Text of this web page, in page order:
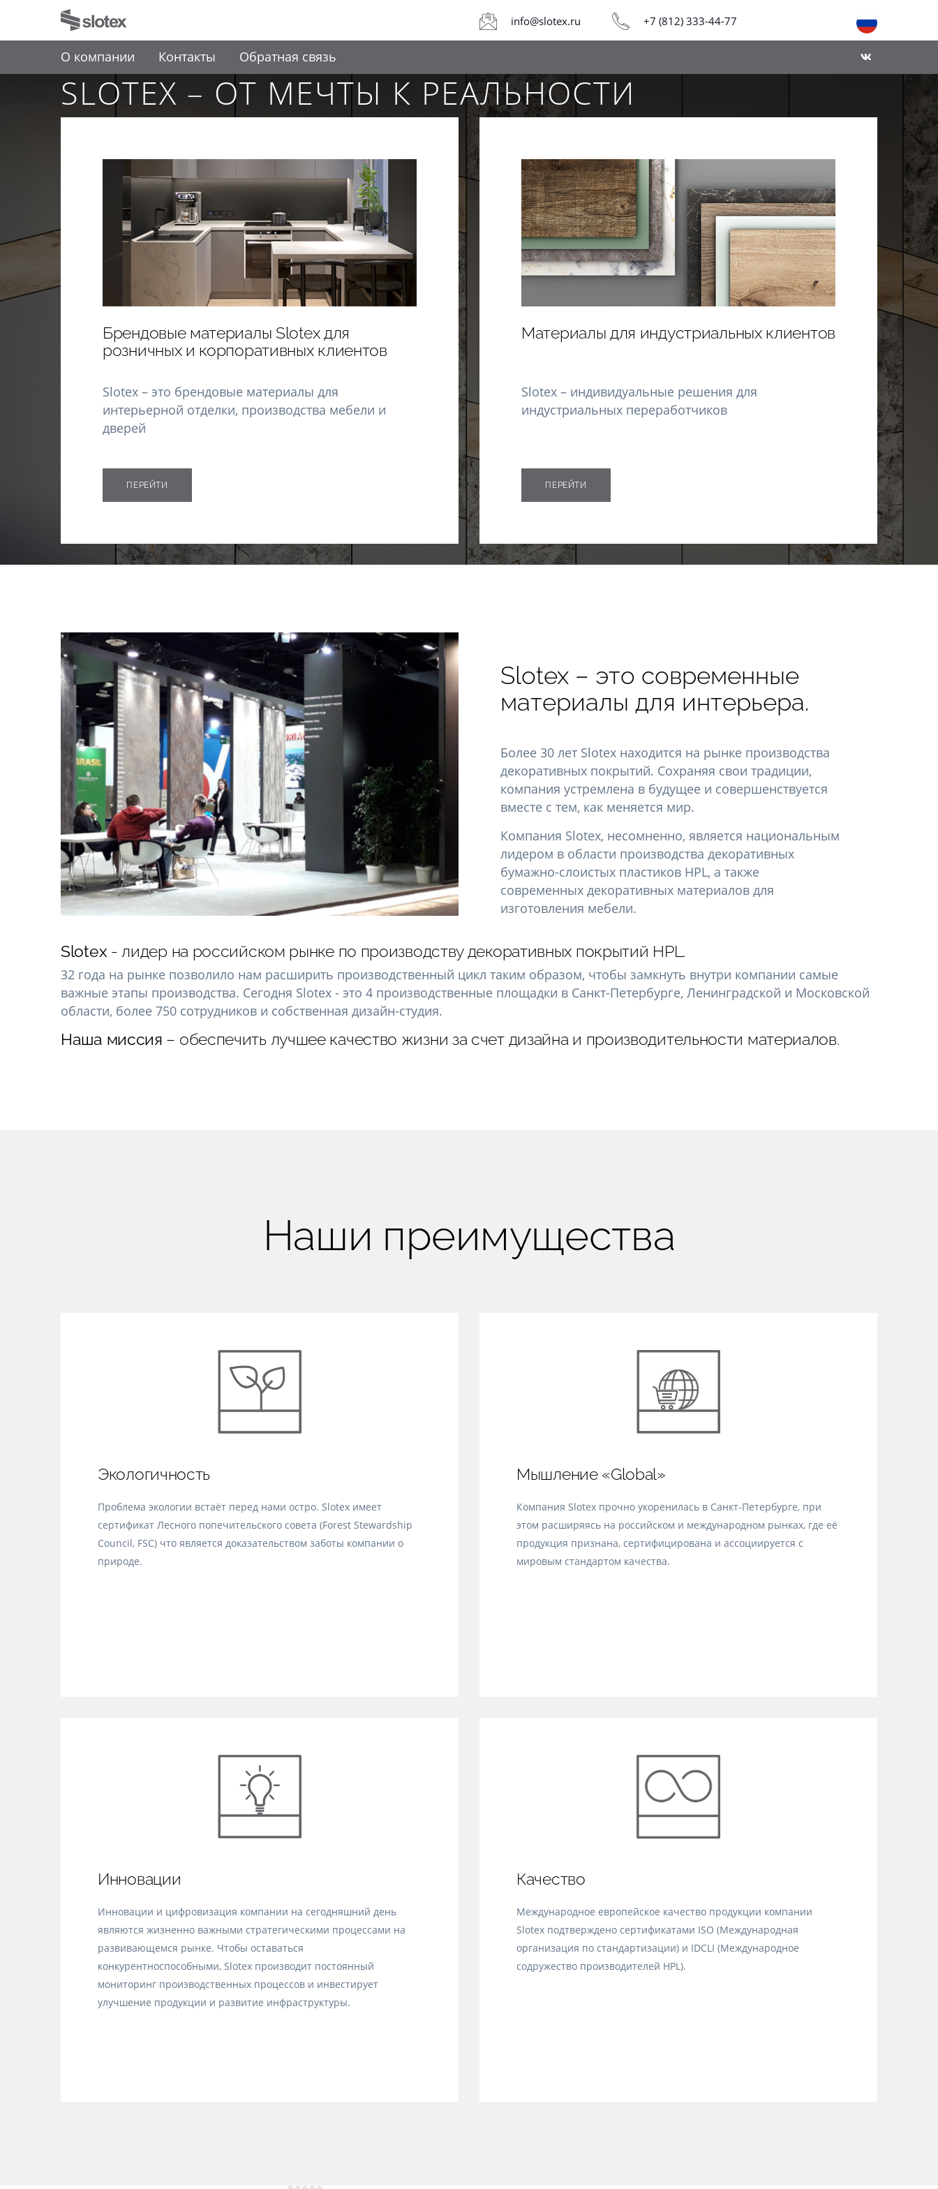
info@slotex.ru +7 (812) 333-44-77
О компании Контакты Обратная связь
SLOTEX – ОТ МЕЧТЫ К РЕАЛЬНОСТИ
Брендовые материалы Slotex для
розничных и корпоративных клиентов
Slotex – это брендовые материалы для
интерьерной отделки, производства мебели и
дверей
ПЕРЕЙТИ
Материалы для индустриальных клиентов
Slotex – индивидуальные решения для
индустриальных переработчиков
ПЕРЕЙТИ
Slotex – это современные
материалы для интерьера.
Более 30 лет Slotex находится на рынке производства
декоративных покрытий. Сохраняя свои традиции,
компания устремлена в будущее и совершенствуется
вместе с тем, как меняется мир.
Компания Slotex, несомненно, является национальным
лидером в области производства декоративных
бумажно-слоистых пластиков HPL, а также
современных декоративных материалов для
изготовления мебели.
Slotex - лидер на российском рынке по производству декоративных покрытий HPL.
32 года на рынке позволило нам расширить производственный цикл таким образом, чтобы замкнуть внутри компании самые
важные этапы производства. Сегодня Slotex - это 4 производственные площадки в Санкт-Петербурге, Ленинградской и Московской
области, более 750 сотрудников и собственная дизайн-студия.
Наша миссия – обеспечить лучшее качество жизни за счет дизайна и производительности материалов.
Наши преимущества
Экологичность
Проблема экологии встаёт перед нами остро. Slotex имеет
сертификат Лесного попечительского совета (Forest Stewardship
Council, FSC) что является доказательством заботы компании о
природе.
Мышление «Global»
Компания Slotex прочно укоренилась в Санкт-Петербурге, при
этом расширяясь на российском и международном рынках, где её
продукция признана, сертифицирована и ассоциируется с
мировым стандартом качества.
Инновации
Инновации и цифровизация компании на сегодняшний день
являются жизненно важными стратегическими процессами на
развивающемся рынке. Чтобы оставаться
конкурентноспособными, Slotex производит постоянный
мониторинг производственных процессов и инвестирует
улучшение продукции и развитие инфраструктуры.
Качество
Международное европейское качество продукции компании
Slotex подтверждено сертификатами ISO (Международная
организация по стандартизации) и IDCLI (Международное
содружество производителей HPL).